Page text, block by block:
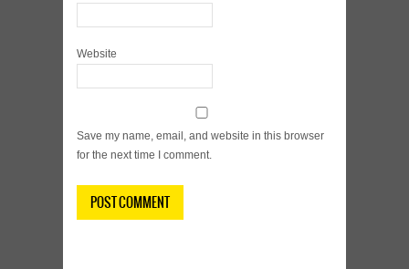
Website
Save my name, email, and website in this browser
for the next time I comment.